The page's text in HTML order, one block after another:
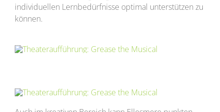
individuellen Lernbedürfnisse optimal unterstützen zu
können.